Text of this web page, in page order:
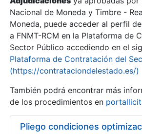
Erakutsi/Ezkutatu
Nacional de Moneda y Timbre -
Moneda, puede acceder al perfil
a FNMT-RCM en la Plataforma de
Sector Público accediendo en el
Plataforma de Contratación del
(https://contrataciondelestado.es/)
También podrá encontrar más
de los procedimientos en